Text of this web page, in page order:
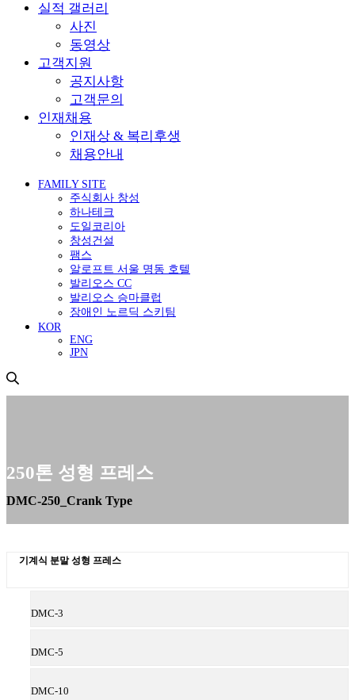
실적 갤러리
사진
동영상
고객지원
공지사항
고객문의
인재채용
인재상 & 복리후생
채용안내
FAMILY SITE
주식회사 창성
하나테크
도일코리아
창성건설
팸스
알로프트 서울 명동 호텔
발리오스 CC
발리오스 승마클럽
장애인 노르딕 스키팀
KOR
ENG
JPN
250톤 성형 프레스
DMC-250_Crank Type
기계식 분말 성형 프레스
DMC-3
DMC-5
DMC-10